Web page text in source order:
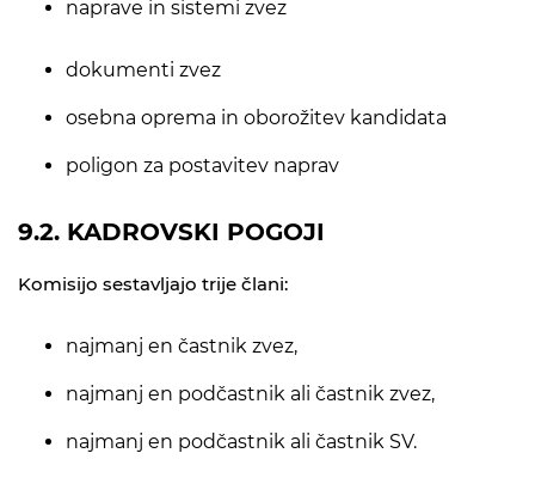
naprave in sistemi zvez
dokumenti zvez
osebna oprema in oborožitev kandidata
poligon za postavitev naprav
9.2. KADROVSKI POGOJI
Komisijo sestavljajo trije člani:
najmanj en častnik zvez,
najmanj en podčastnik ali častnik zvez,
najmanj en podčastnik ali častnik SV.